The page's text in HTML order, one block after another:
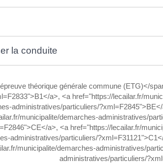
la conduite
théorique générale commune (ETG)</
a>, <a href="https://lecailar.fr/
administratives/particuliers/
municipalite/demarches-administratives/
a>, <a href="https://lecailar.fr/
administratives/particuliers/
municipalite/demarches-administratives/
administratives/particuliers/